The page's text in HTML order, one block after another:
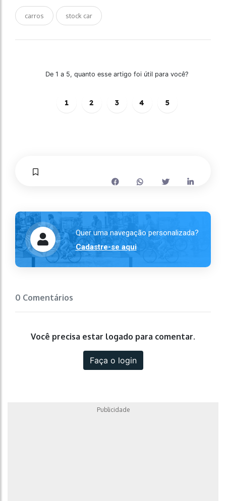
carros stock car
De 1 a 5, quanto esse artigo foi útil para você?
1 2 3 4 5
Quer uma navegação personalizada?
Cadastre-se aqui
0 Comentários
Você precisa estar logado para comentar.
Faça o login
Publicidade